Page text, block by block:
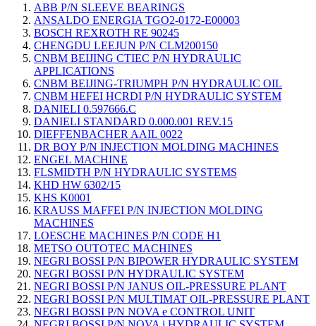
ABB P/N SLEEVE BEARINGS
ANSALDO ENERGIA TGO2-0172-E00003
BOSCH REXROTH RE 90245
CHENGDU LEEJUN P/N CLM200150
CNBM BEIJING CTIEC P/N HYDRAULIC
APPLICATIONS
CNBM BEIJING-TRIUMPH P/N HYDRAULIC OIL
CNBM HEFEI HCRDI P/N HYDRAULIC SYSTEM
DANIELI 0.597666.C
DANIELI STANDARD 0.000.001 REV.15
DIEFFENBACHER AAIL 0022
DR BOY P/N INJECTION MOLDING MACHINES
ENGEL MACHINE
FLSMIDTH P/N HYDRAULIC SYSTEMS
KHD HW 6302/15
KHS K0001
KRAUSS MAFFEI P/N INJECTION MOLDING
MACHINES
LOESCHE MACHINES P/N CODE H1
METSO OUTOTEC MACHINES
NEGRI BOSSI P/N BIPOWER HYDRAULIC SYSTEM
NEGRI BOSSI P/N HYDRAULIC SYSTEM
NEGRI BOSSI P/N JANUS OIL-PRESSURE PLANT
NEGRI BOSSI P/N MULTIMAT OIL-PRESSURE PLANT
NEGRI BOSSI P/N NOVA e CONTROL UNIT